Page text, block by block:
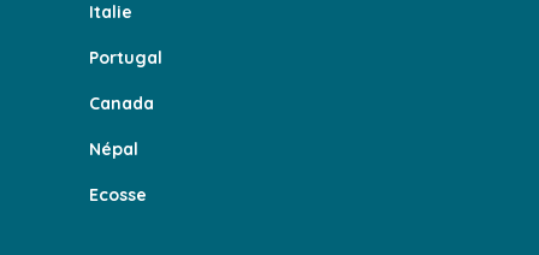
Italie
Portugal
Canada
Népal
Ecosse